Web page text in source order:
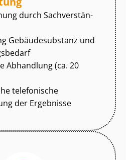
durch Sach­ver­stän­
Gebäudesubstanz und
Abhandlung (ca. 20
telefonische
der Ergebnisse